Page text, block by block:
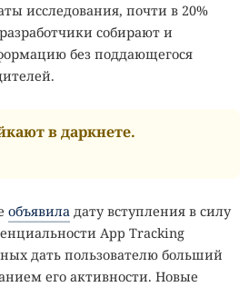
исследования, почти в 20%
собирают и
без поддающегося
в даркнете.
объявила дату вступления в силу
App Tracking
дать пользователю больший
его активности. Новые